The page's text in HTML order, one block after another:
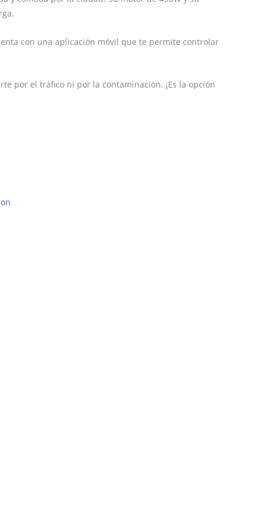
con una aplicación móvil que te permite controlar
por el tráfico ni por la contaminación. ¡Es la opción